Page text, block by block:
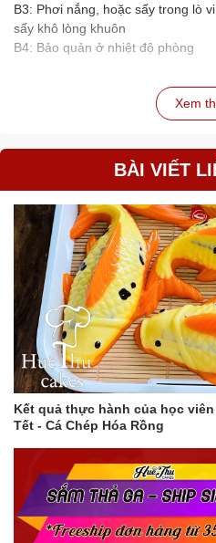
B3: Phơi nắng, hoặc sấy trong lò
sấy khô lòng khuôn
B4: Bảo quản ở nhiệt độ phòng
Xem
BÀI VIẾT
Kết quả thực hành của học
Tết - Cá Chép Hóa Rồng